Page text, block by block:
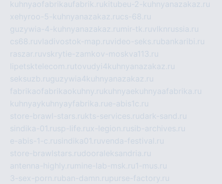
kuhnyaofabrikaufabrik.rukitubeu-2-kuhnyanazakaz.ru
xehyroo-5-kuhnyanazakaz.rucs-68.ru
guzywia-4-kuhnyanazakaz.ru mir-tk.ruvlknrussia.ru
cs68.ruvladivostok-map.ruvideo-seks.rubankaribi.ru
raszar.ruvskrytie-zamkov-moskva113.ru
lipetsktelecom.rutovudyi4kuhnyanazakaz.ru
seksuzb.ruguzywia4kuhnyanazakaz.ru
fabrikaofabrikaokuhny.rukuhnyaekuhnyaafabrika.ru
kuhnyaykuhnyayfabrika.rue-abis1c.ru
store-brawl-stars.rukts-services.rudark-sand.ru
sindika-01.rusp-life.rux-legion.rusib-archives.ru
e-abis-1-c.rusindika01.ruvenda-festival.ru
store-brawlstars.rudooraleksandria.ru
antenna-highly.ru mine-lab-msk.ru1-mus.ru
3-sex-porn.ruban-damn.rupurse-factory.ru